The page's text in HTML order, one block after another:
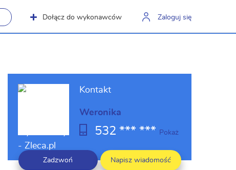
Dołącz do wykonawców Zaloguj się
Kontakt
Weronika
532 *** *** Pokaż
Zadzwoń Napisz wiadomość